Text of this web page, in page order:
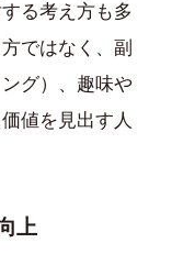
る考え方も多
ではなく、副
グ）、趣味や
値を見出す人
上